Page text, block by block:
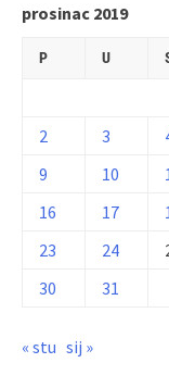
prosinac 2019
P U
2
3
9
10
16
17
23
24
30
31
« stu sij »